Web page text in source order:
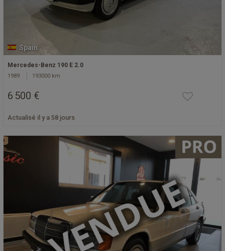
Spain
Mercedes-Benz 190 E 2.0
1989 193000 km
6 500 €
Actualisé il y a 58 jours